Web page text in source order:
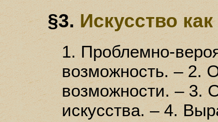
§3. Искусство
1. Проблемно-
возможность. – 2.
возможности. – 3.
искусства. – 4.